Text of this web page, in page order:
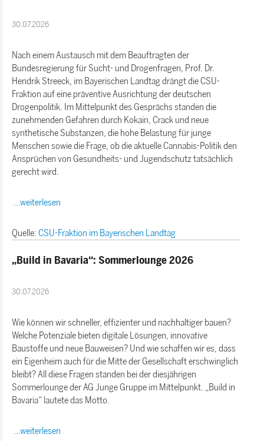
30.07.2026
Nach einem Austausch mit dem Beauftragten der
Bundesregierung für Sucht- und Drogenfragen, Prof. Dr.
Hendrik Streeck, im Bayerischen Landtag drängt die CSU-
Fraktion auf eine präventive Ausrichtung der deutschen
Drogenpolitik. Im Mittelpunkt des Gesprächs standen die
zunehmenden Gefahren durch Kokain, Crack und neue
synthetische Substanzen, die hohe Belastung für junge
Menschen sowie die Frage, ob die aktuelle Cannabis-Politik den
Ansprüchen von Gesundheits- und Jugendschutz tatsächlich
gerecht wird.
...weiterlesen
Quelle: CSU-Fraktion im Bayerischen Landtag
Build in Bavaria“: Sommerlounge 2026
30.07.2026
Wie können wir schneller, effizienter und nachhaltiger bauen?
Welche Potenziale bieten digitale Lösungen, innovative
Baustoffe und neue Bauweisen? Und wie schaffen wir es, dass
ein Eigenheim auch für die Mitte der Gesellschaft erschwinglich
bleibt? All diese Fragen standen bei der diesjährigen
Sommerlounge der AG Junge Gruppe im Mittelpunkt. „Build in
Bavaria“ lautete das Motto.
...weiterlesen